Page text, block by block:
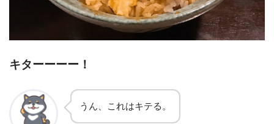
キターーーー！
うん、これはキテる。